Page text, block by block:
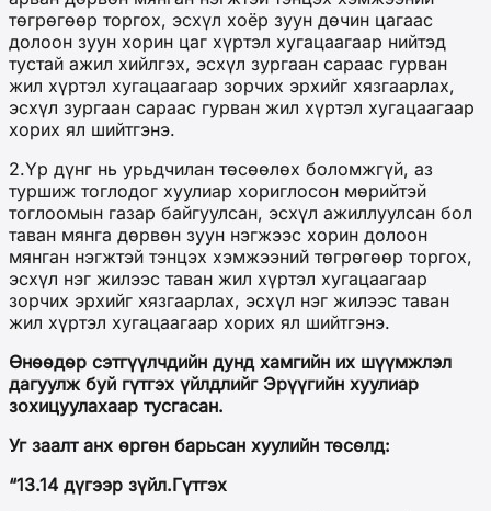
төгрөгөөр торгох, эсхүл хоёр зуун дөчин цагаас
долоон зуун хорин цаг хүртэл хугацаагаар нийтэд
тустай ажил хийлгэх, эсхүл зургаан сараас гурван
жил хүртэл хугацаагаар зорчих эрхийг хязгаарлах,
эсхүл зургаан сараас гурван жил хүртэл хугацаагаар
хорих ял шийтгэнэ.
2.Үр дүнг нь урьдчилан төсөөлөх боломжгүй, аз
туршиж тоглодог хуулиар хориглосон мөрийтэй
тоглоомын газар байгуулсан, эсхүл ажиллуулсан бол
таван мянга дөрвөн зуун нэгжээс хорин долоон
мянган нэгжтэй тэнцэх хэмжээний төгрөгөөр торгох,
эсхүл нэг жилээс таван жил хүртэл хугацаагаар
зорчих эрхийг хязгаарлах, эсхүл нэг жилээс таван
жил хүртэл хугацаагаар хорих ял шийтгэнэ.
Өнөөдөр сэтгүүлчдийн дунд хамгийн их шүүмжлэл
дагуулж буй гүтгэх үйлдлийг Эрүүгийн хуулиар
зохицуулахаар тусгасан.
Уг заалт анх өргөн барьсан хуулийн төсөлд:
“13.14 дүгээр зүйл.Гүтгэх